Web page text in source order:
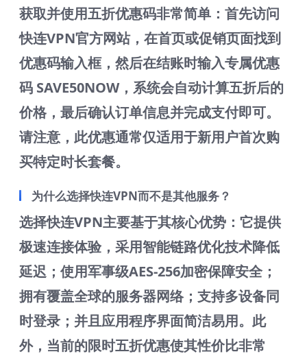
获取并使用五折优惠码非常简单：首先访问
快连VPN官方网站，在首页或促销页面找到
优惠码输入框，然后在结账时输入专属优惠
码 SAVE50NOW，系统会自动计算五折后的
价格，最后确认订单信息并完成支付即可。
请注意，此优惠通常仅适用于新用户首次购
买特定时长套餐。
为什么选择快连VPN而不是其他服务？
选择快连VPN主要基于其核心优势：它提供
极速连接体验，采用智能链路优化技术降低
延迟；使用军事级AES-256加密保障安全；
拥有覆盖全球的服务器网络；支持多设备同
时登录；并且应用程序界面简洁易用。此
外，当前的限时五折优惠使其性价比非常